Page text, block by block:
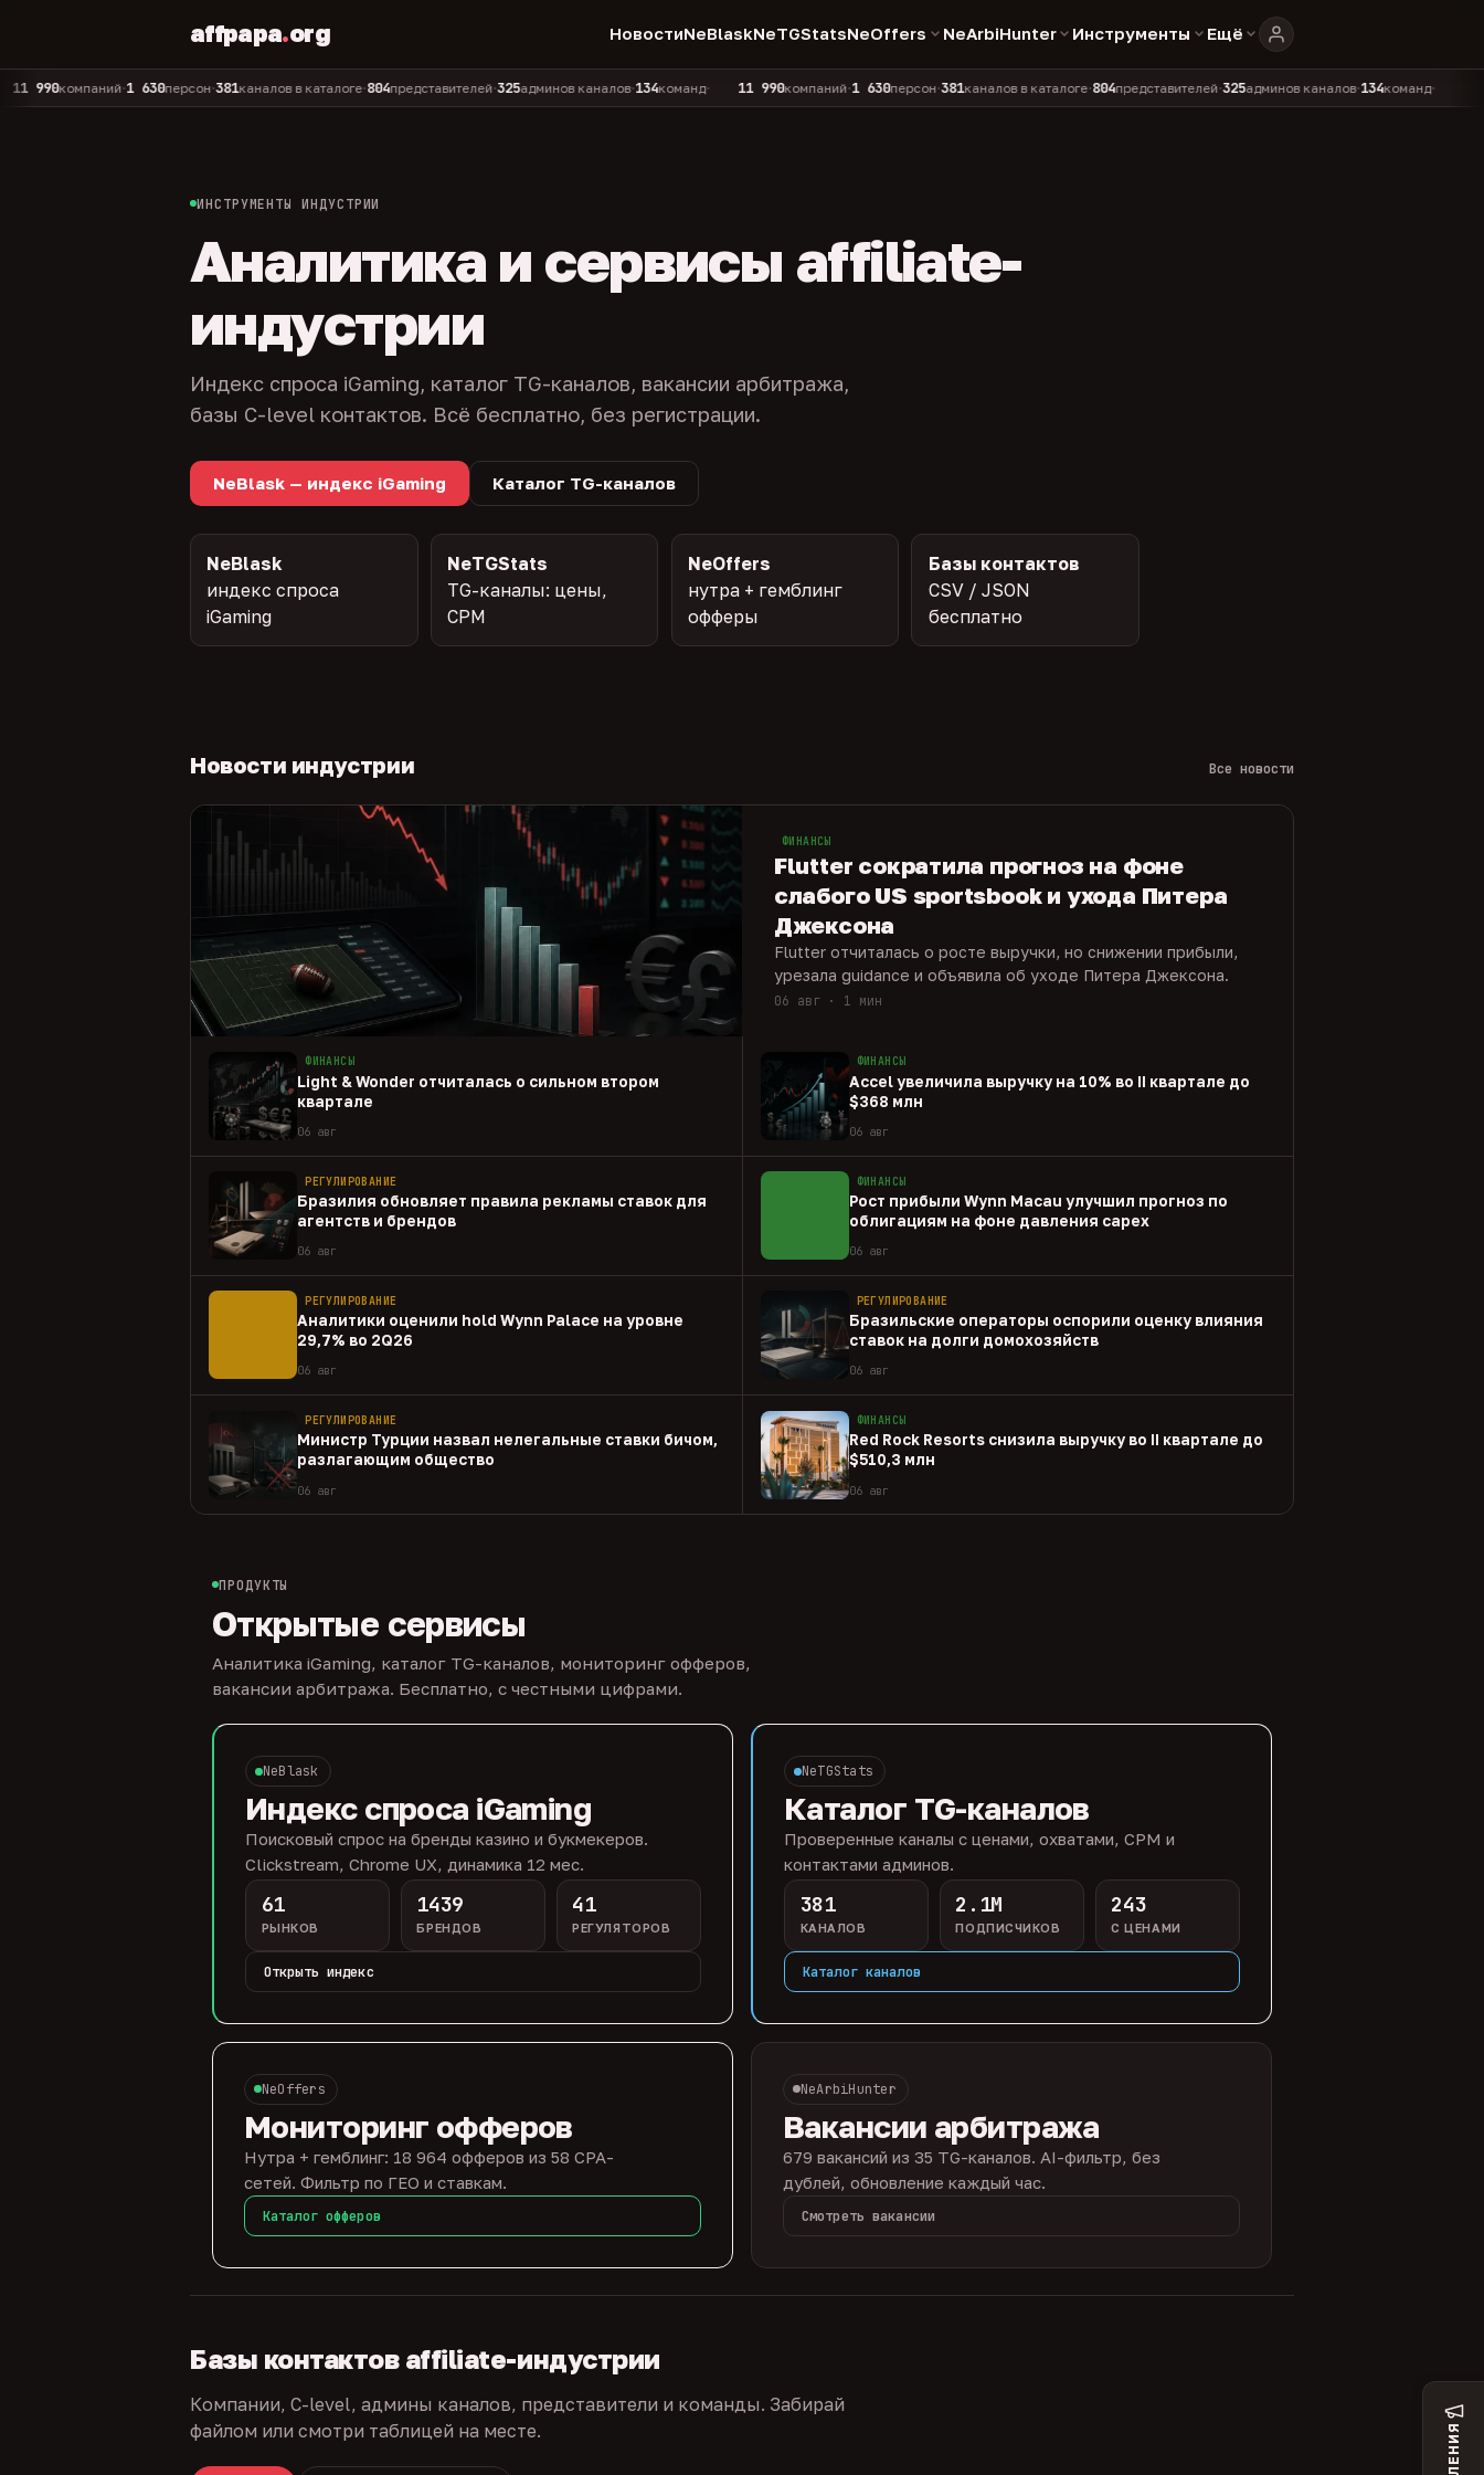
affpapa.org НовостиNeBlaskNeTGStatsNeOffers NeArbiHunter Инструменты Ещё
компаний•1 630персон•381каналов в каталоге•804представителей•325админов каналов •134команд• 11 990 компаний•1 630персон•381каналов в каталоге•804представителей•325админов каналов•134команд•
ИНСТРУМЕНТЫ ИНДУСТРИИ
Аналитика и сервисы affiliate-
индустрии
Индекс спроса iGaming, каталог TG-каналов, вакансии арбитража,
базы C-level контактов. Всё бесплатно, без регистрации.
NeBlask — индекс iGaming Каталог TG-каналов
NeBlask
индекс спроса
iGaming
NeTGStats
TG-каналы: цены,
CPM
NeOffers
нутра + гемблинг
офферы
Базы контактов
CSV / JSON
бесплатно
Новости индустрии Все новости
ФИНАНСЫ
Flutter сократила прогноз на фоне
слабого US sportsbook и ухода Питера
Джексона
Flutter отчиталась о росте выручки, но снижении прибыли,
урезала guidance и объявила об уходе Питера Джексона.
06 авг · 1 мин
ФИНАНСЫ
Light & Wonder отчиталась о сильном втором
квартале
06 авг
ФИНАНСЫ
Accel увеличила выручку на 10% во II квартале до
$368 млн
06 авг
РЕГУЛИРОВАНИЕ
Бразилия обновляет правила рекламы ставок для
агентств и брендов
06 авг
ФИНАНСЫ
Рост прибыли Wynn Macau улучшил прогноз по
облигациям на фоне давления capex
06 авг
РЕГУЛИРОВАНИЕ
Аналитики оценили hold Wynn Palace на уровне
29,7% во 2Q26
06 авг
РЕГУЛИРОВАНИЕ
Бразильские операторы оспорили оценку влияния
ставок на долги домохозяйств
06 авг
РЕГУЛИРОВАНИЕ
Министр Турции назвал нелегальные ставки бичом,
разлагающим общество
06 авг
ФИНАНСЫ
Red Rock Resorts снизила выручку во II квартале до
$510,3 млн
06 авг
ПРОДУКТЫ
Открытые сервисы
Аналитика iGaming, каталог TG-каналов, мониторинг офферов,
вакансии арбитража. Бесплатно, с честными цифрами.
NeBlask
Индекс спроса iGaming
Поисковый спрос на бренды казино и букмекеров.
Clickstream, Chrome UX, динамика 12 мес.
61
РЫНКОВ
1439
БРЕНДОВ
41
РЕГУЛЯТОРОВ
Открыть индекс
NeTGStats
Каталог TG-каналов
Проверенные каналы с ценами, охватами, CPM и
контактами админов.
381
КАНАЛОВ
2.1M
ПОДПИСЧИКОВ
243
С ЦЕНАМИ
Каталог каналов
NeOffers
Мониторинг офферов
Нутра + гемблинг: 18 964 офферов из 58 CPA-
сетей. Фильтр по ГЕО и ставкам.
Каталог офферов
NeArbiHunter
Вакансии арбитража
679 вакансий из 35 TG-каналов. AI-фильтр, без
дублей, обновление каждый час.
Смотреть вакансии
Базы контактов affiliate-индустрии
Компании, C-level, админы каналов, представители и команды. Забирай
файлом или смотри таблицей на месте.